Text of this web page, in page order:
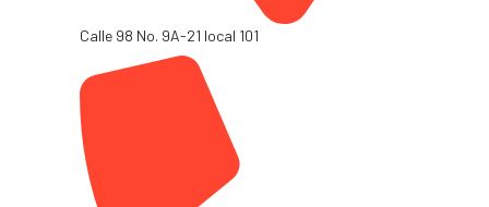
Calle 98 No. 9A-21 local 101